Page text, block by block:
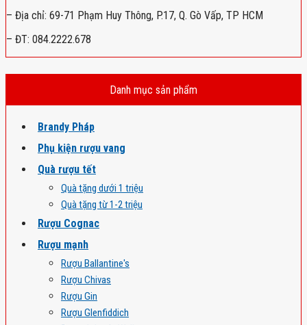
– Địa chỉ: 69-71 Phạm Huy Thông, P.17, Q. Gò Vấp, TP HCM
– ĐT: 084.2222.678
Danh mục sản phẩm
Brandy Pháp
Phụ kiện rượu vang
Quà rượu tết
Quà tặng dưới 1 triệu
Quà tặng từ 1-2 triệu
Rượu Cognac
Rượu mạnh
Rượu Ballantine's
Rượu Chivas
Rượu Gin
Rượu Glenfiddich